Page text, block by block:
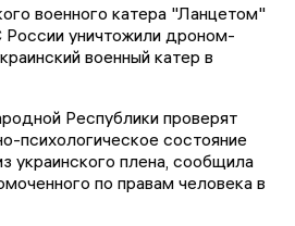
военного катера "Ланцетом"
России уничтожили дроном-
военный катер в
Республики проверят
психологическое состояние
украинского плена, сообщила
по правам человека в